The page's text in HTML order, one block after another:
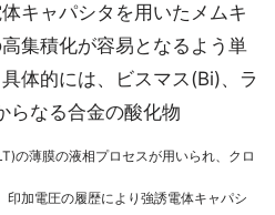
キャパシタを用いたメムキ
集積化が容易となるよう単
体的には、ビスマス(Bi)、ラ
らなる合金の酸化物
の薄膜の液相プロセスが用いられ、クロ
印加電圧の履歴により強誘電体キャパシ